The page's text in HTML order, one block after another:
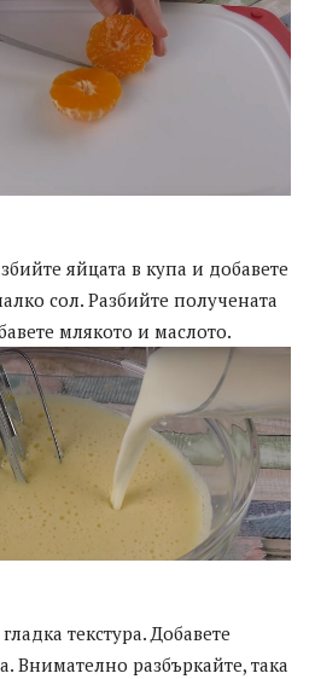
яйцата в купа и добавете
сол. Разбийте получената
млякото и маслото.
текстура. Добавете
Внимателно разбъркайте, така